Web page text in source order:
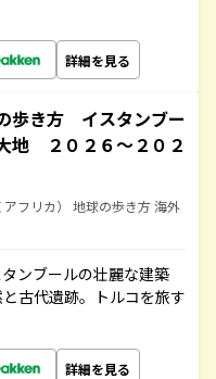
詳細を見る
歩き方 イスタンブー
地 ２０２６～２０２
アフリカ） 地球の歩き方 海外
ンブールの壮麗な建築
古代遺跡。トルコを旅す
詳細を見る